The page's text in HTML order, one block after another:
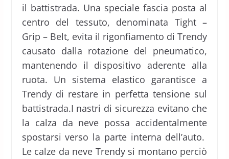
il battistrada. Una speciale fascia posta al
centro del tessuto, denominata Tight –
Grip – Belt, evita il rigonfiamento di Trendy
causato dalla rotazione del pneumatico,
mantenendo il dispositivo aderente alla
ruota. Un sistema elastico garantisce a
Trendy di restare in perfetta tensione sul
battistrada.I nastri di sicurezza evitano che
la calza da neve possa accidentalmente
spostarsi verso la parte interna dell’auto.
Le calze da neve Trendy si montano perciò